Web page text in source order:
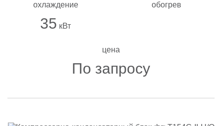
охлаждение
35 кВт
обогрев
цена
По запросу